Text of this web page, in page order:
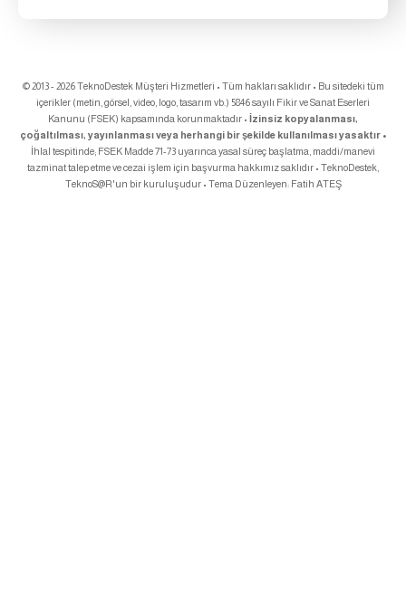
© 2013 - 2026 TeknoDestek Müşteri Hizmetleri • Tüm hakları saklıdır • Bu sitedeki tüm
içerikler (metin, görsel, video, logo, tasarım vb.) 5846 sayılı Fikir ve Sanat Eserleri
Kanunu (FSEK) kapsamında korunmaktadır • İzinsiz kopyalanması,
çoğaltılması, yayınlanması veya herhangi bir şekilde kullanılması yasaktır •
İhlal tespitinde; FSEK Madde 71-73 uyarınca yasal süreç başlatma, maddi/manevi
tazminat talep etme ve cezai işlem için başvurma hakkımız saklıdır • TeknoDestek,
TeknoS@R'un bir kuruluşudur • Tema Düzenleyen: Fatih ATEŞ